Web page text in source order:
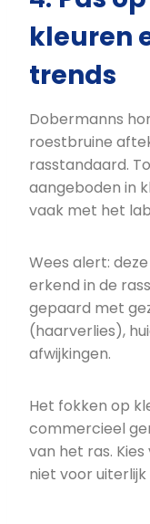
kleuren
trends
Dobermanns
roestbruine
rasstandaard.
aangeboden in
vaak met het
Wees alert:
erkend in de
gepaard met
(haarverlies),
afwijkingen.
Het fokken op
commercieel
van het ras.
niet voor